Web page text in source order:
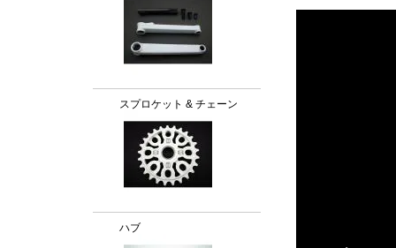
スプロケット & チェーン
ハブ